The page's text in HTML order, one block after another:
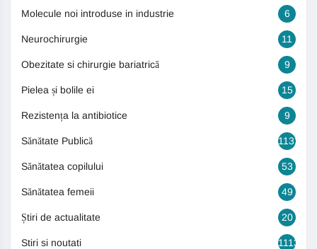
Molecule noi introduse in industrie 6
Neurochirurgie 11
Obezitate si chirurgie bariatrică 9
Pielea și bolile ei 15
Rezistența la antibiotice 9
Sănătate Publică 1131
Sănătatea copilului 53
Sănătatea femeii 49
Știri de actualitate 20
Stiri si noutati 1113